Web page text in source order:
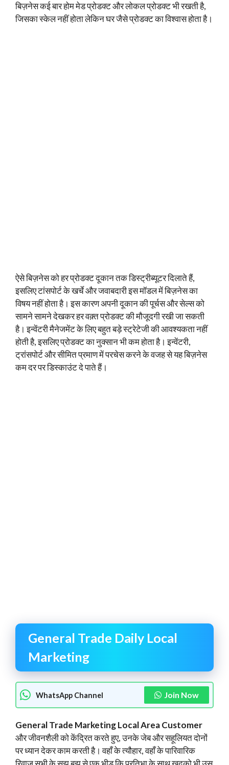
बिज़नेस कई बार होम मेड प्रोडक्ट और लोकल प्रोडक्ट भी रखती है,
जिसका स्केल नहीं होता लेकिन घर जैसे प्रोडक्ट का विश्वास होता है।
ऐसे बिज़नेस को हर प्रोडक्ट दूकान तक डिस्ट्रीब्यूटर दिलाते हैं,
इसलिए टांसपोर्ट के खर्चे और जवाबदारी इस मॉडल में बिज़नेस का
विषय नहीं होता है। इस कारण अपनी दूकान की पूर्चस और सेल्स को
सामने सामने देखकर हर वक़्त प्रोडक्ट की मौजूदगी रखी जा सकती
है। इन्वेंटरी मैनेजमेंट के लिए बहुत बड़े स्ट्रेटेजी की आवश्यकता नहीं
होती है, इसलिए प्रोडक्ट का नुक्सान भी कम होता है। इन्वेंटरी,
ट्रांसपोर्ट और सीमित प्रमाण में परचेस करने के वजह से यह बिज़नेस
कम दर पर डिस्काउंट दे पाते हैं।
General Trade Daily Local
Marketing
WhatsApp Channel Join Now
General Trade Marketing Local Area Customer
और जीवनशैली को केंद्रित करते हुए, उनके जेब और सहूलियत दोनों
पर ध्यान देकर काम करती है। वहाँ के त्यौहार, वहाँ के पारिवारिक